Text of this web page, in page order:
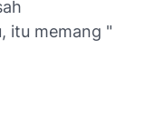
itu memang "